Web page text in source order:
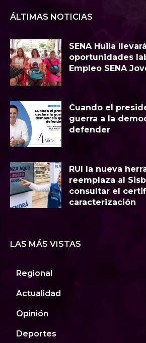
ÁLTIMAS NOTICIAS
SENA Huila
oportunidades
Empleo SENA
Cuando el
guerra a la
defender
RUI la nueva
reemplaza al
consultar el
caracterización
LAS MÁS VISTAS
Regional
Actualidad
Opinión
Deportes